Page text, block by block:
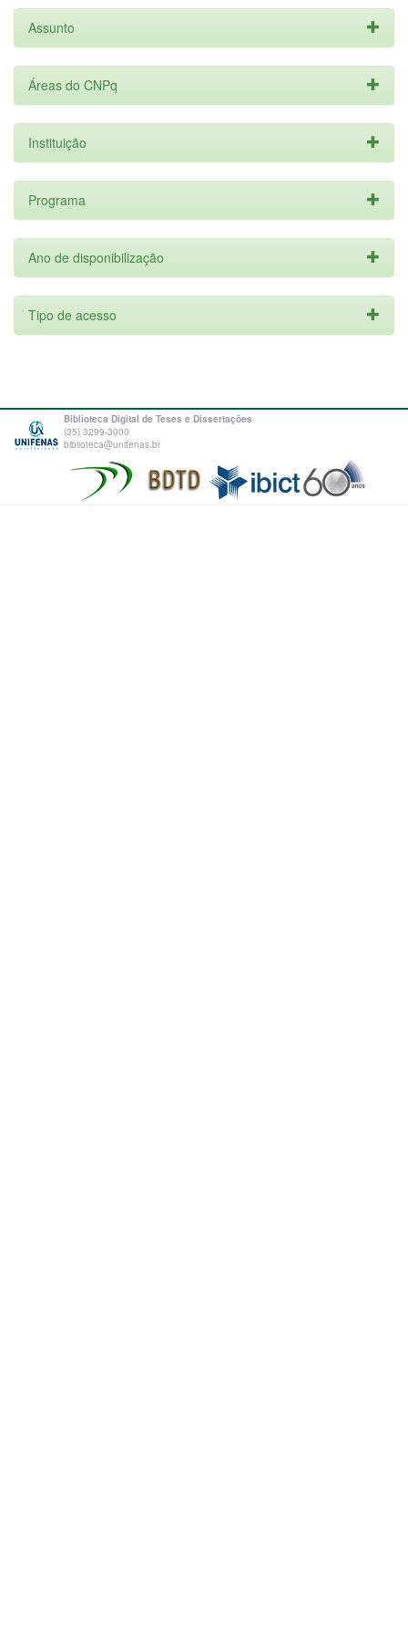
Assunto
Áreas do CNPq
Instituição
Programa
Ano de disponibilização
Tipo de acesso
Biblioteca Digital de Teses e Dissertações
(35) 3299-3000
biblioteca@unifenas.br